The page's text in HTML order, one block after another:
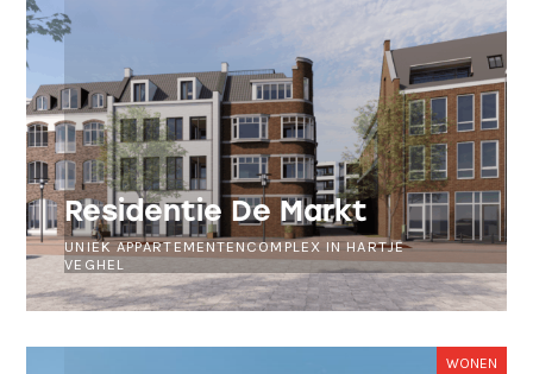
Residentie De Markt
UNIEK APPARTEMENTENCOMPLEX IN HARTJE
VEGHEL
WONEN